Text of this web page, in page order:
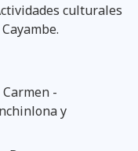
culturales
Carmen -
y